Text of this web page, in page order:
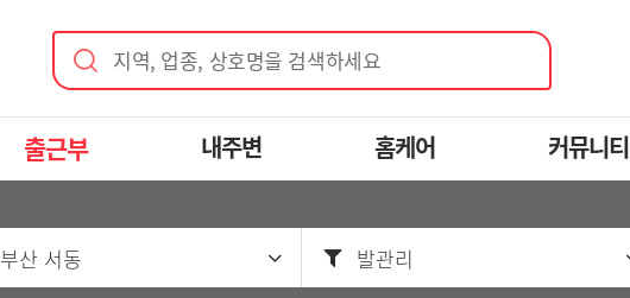
지역, 업종, 상호명을 검색하세요
출근부 내주변 홈케어 커뮤니티
부산 서동 발관리